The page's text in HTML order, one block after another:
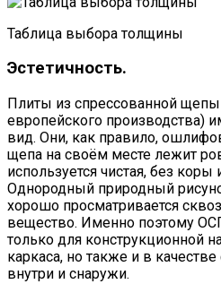
Таблица выбора толщины
Эстетичность.
Плиты из спрессованной
европейского производства)
вид. Они, как правило,
щепа на своём месте лежит
используется чистая, без
Однородный природный
хорошо просматривается
вещество. Именно поэтому
только для конструкционной
каркаса, но также и в
внутри и снаружи.